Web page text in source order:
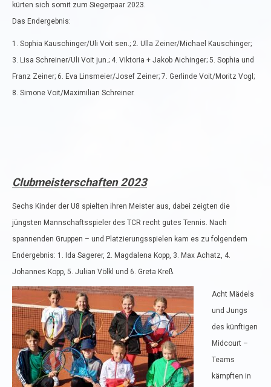
kürten sich somit zum Siegerpaar 2023.
Das Endergebnis:
1. Sophia Kauschinger/Uli Voit sen.; 2. Ulla Zeiner/Michael Kauschinger;
3. Lisa Schreiner/Uli Voit jun.; 4. Viktoria + Jakob Aichinger; 5. Sophia und
Franz Zeiner; 6. Eva Linsmeier/Josef Zeiner; 7. Gerlinde Voit/Moritz Vogl;
8. Simone Voit/Maximilian Schreiner.
Clubmeisterschaften 2023
Sechs Kinder der U8 spielten ihren Meister aus, dabei zeigten die
jüngsten Mannschaftsspieler des TCR recht gutes Tennis. Nach
spannenden Gruppen – und Platzierungsspielen kam es zu folgendem
Endergebnis: 1. Ida Sagerer, 2. Magdalena Kopp, 3. Max Achatz, 4.
Johannes Kopp, 5. Julian Völkl und 6. Greta Kreß.
Acht Mädels
und Jungs
des künftigen
Midcourt –
Teams
kämpften in